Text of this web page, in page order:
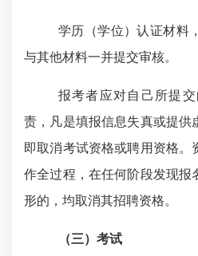
学历（学位）认证材料
与其他材料一并提交审核。
报考者应对自己所提
责 ， 凡是填报信息失真或提供
即取消考试资格或聘用资格。
作全过程，在任何阶段发现报
形的，均取消其招聘资格。
（三）考试